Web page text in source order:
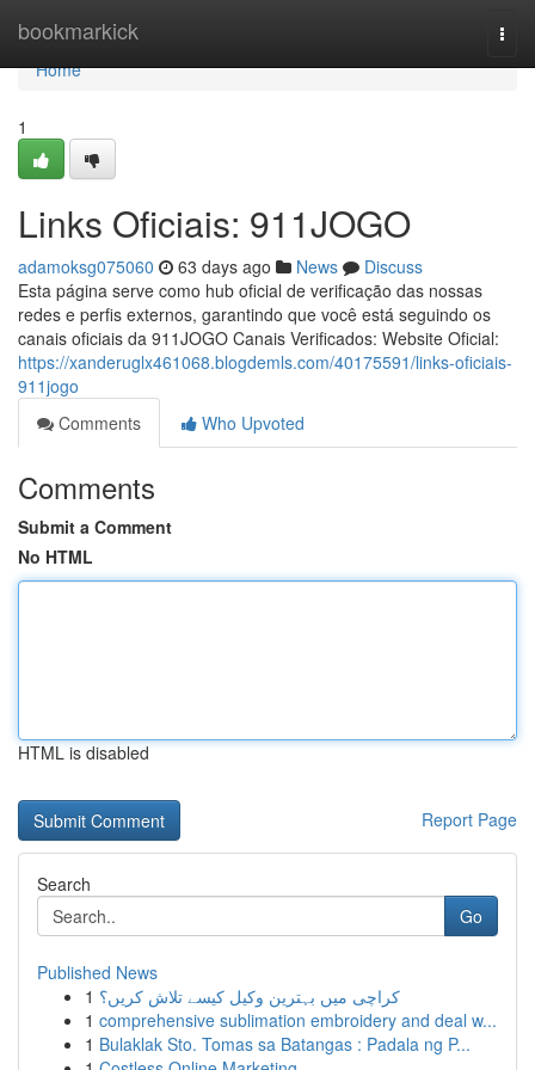
bookmarkick
Home
Home
1
Links Oficiais: 911JOGO
adamoksg075060 63 days ago News
Discuss
Esta página serve como hub oficial de verificação das nossas
redes e perfis externos, garantindo que você está seguindo os
canais oficiais da 911JOGO Canais Verificados: Website Oficial:
https://xanderuglx461068.blogdemls.com/40175591/links-oficiais-
911jogo
Comments
Who Upvoted
Comments
Submit a Comment
No HTML
HTML is disabled
Report Page
Search
Go
Published News
1 کراچی میں بہترین وکیل کیسے تلاش کریں؟
1 comprehensive sublimation embroidery and deal w...
1 Bulaklak Sto. Tomas sa Batangas : Padala ng P...